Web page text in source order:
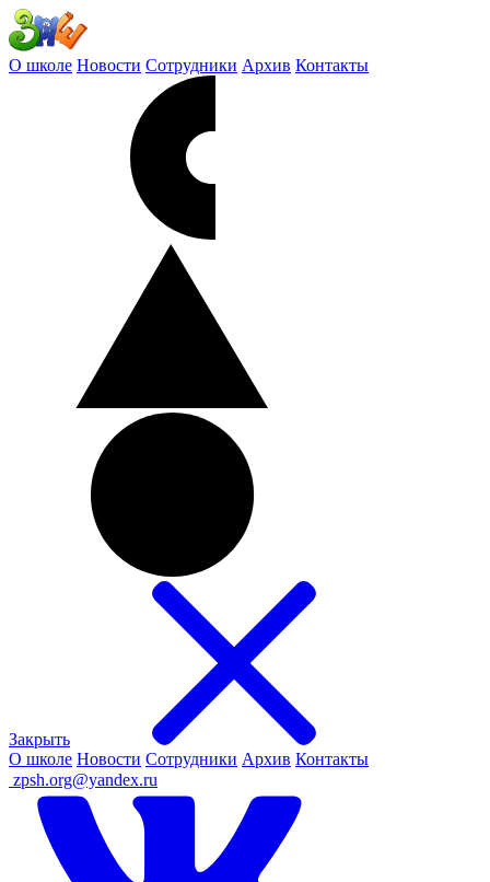
О школе Новости Сотрудники Архив Контакты
Закрыть
О школе Новости Сотрудники Архив Контакты
zpsh.org@yandex.ru